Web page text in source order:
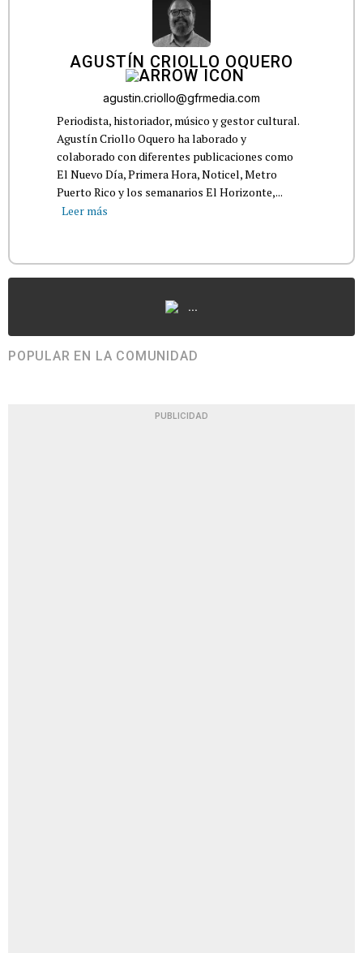
AGUSTÍN CRIOLLO OQUERO
agustin.criollo@gfrmedia.com
Periodista, historiador, músico y gestor cultural.
Agustín Criollo Oquero ha laborado y
colaborado con diferentes publicaciones como
El Nuevo Día, Primera Hora, Noticel, Metro
Puerto Rico y los semanarios El Horizonte,...
Leer más
...
POPULAR EN LA COMUNIDAD
PUBLICIDAD